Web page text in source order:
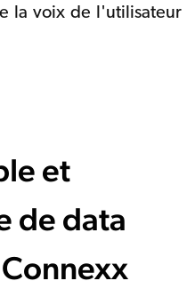
la voix de l'utilisateur
et
de data